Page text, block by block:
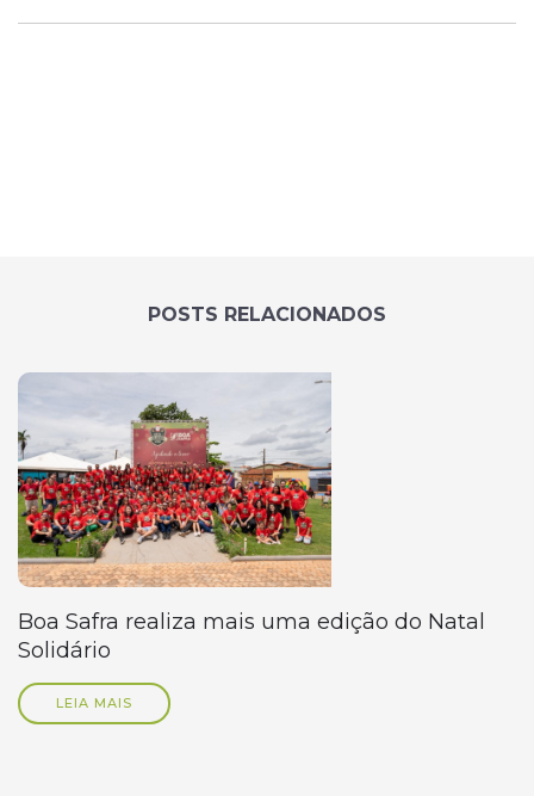
POSTS RELACIONADOS
Boa Safra realiza mais uma edição do Natal
Solidário
LEIA MAIS